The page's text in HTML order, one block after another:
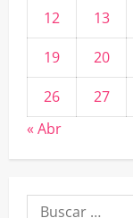
12 13
19
20
26
27
« Abr
Buscar: